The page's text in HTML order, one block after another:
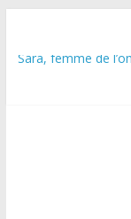
Sara, femme de
Journal d’une fille
Aema : mini-série
Olympo, saison 1